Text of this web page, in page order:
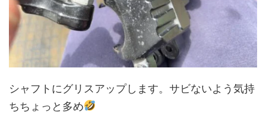
シャフトにグリスアップします。サビないよう気持
ちちょっと多め